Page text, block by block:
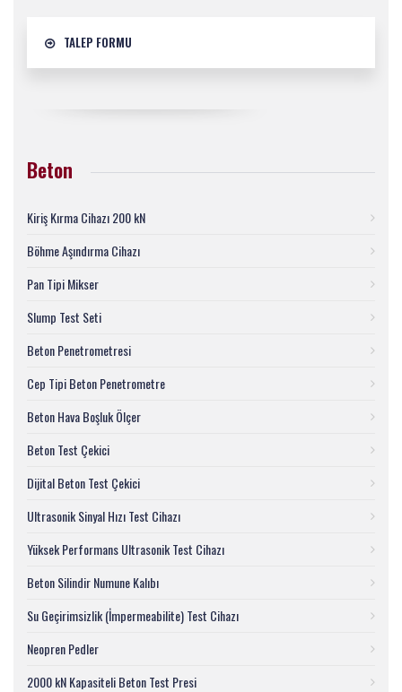
TALEP FORMU
Beton
Kiriş Kırma Cihazı 200 kN
Böhme Aşındırma Cihazı
Pan Tipi Mikser
Slump Test Seti
Beton Penetrometresi
Cep Tipi Beton Penetrometre
Beton Hava Boşluk Ölçer
Beton Test Çekici
Dijital Beton Test Çekici
Ultrasonik Sinyal Hızı Test Cihazı
Yüksek Performans Ultrasonik Test Cihazı
Beton Silindir Numune Kalıbı
Su Geçirimsizlik (İmpermeabilite) Test Cihazı
Neopren Pedler
2000 kN Kapasiteli Beton Test Presi